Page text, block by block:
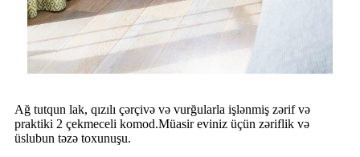
Ağ tutqun lak, qızılı çərçivə və vurğularla işlənmiş zərif və
praktiki 2 çekmeceli komod.Müasir eviniz üçün zəriflik və
üslubun təzə toxunuşu.